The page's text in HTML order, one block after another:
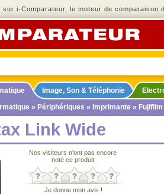
sur i-Comparateur, le moteur de comparaison
Image, Son & Téléphonie
» Périphériques » Imprimante »
Link Wide
Nos visiteurs n'ont pas encore
noté ce produit
Je donne mon avis !